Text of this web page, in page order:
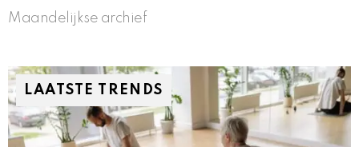
Maandelijkse archief
LAATSTE TRENDS